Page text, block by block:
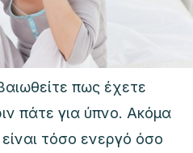
πως έχετε
πάτε για ύπνο. Ακόμα
τόσο ενεργό όσο